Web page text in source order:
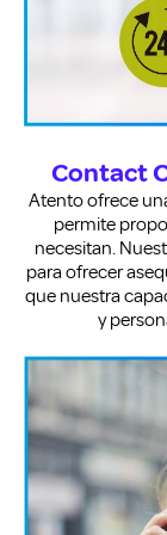
Contact
Atento ofrece
permite
necesitan.
para ofrecer
que nuestra
y